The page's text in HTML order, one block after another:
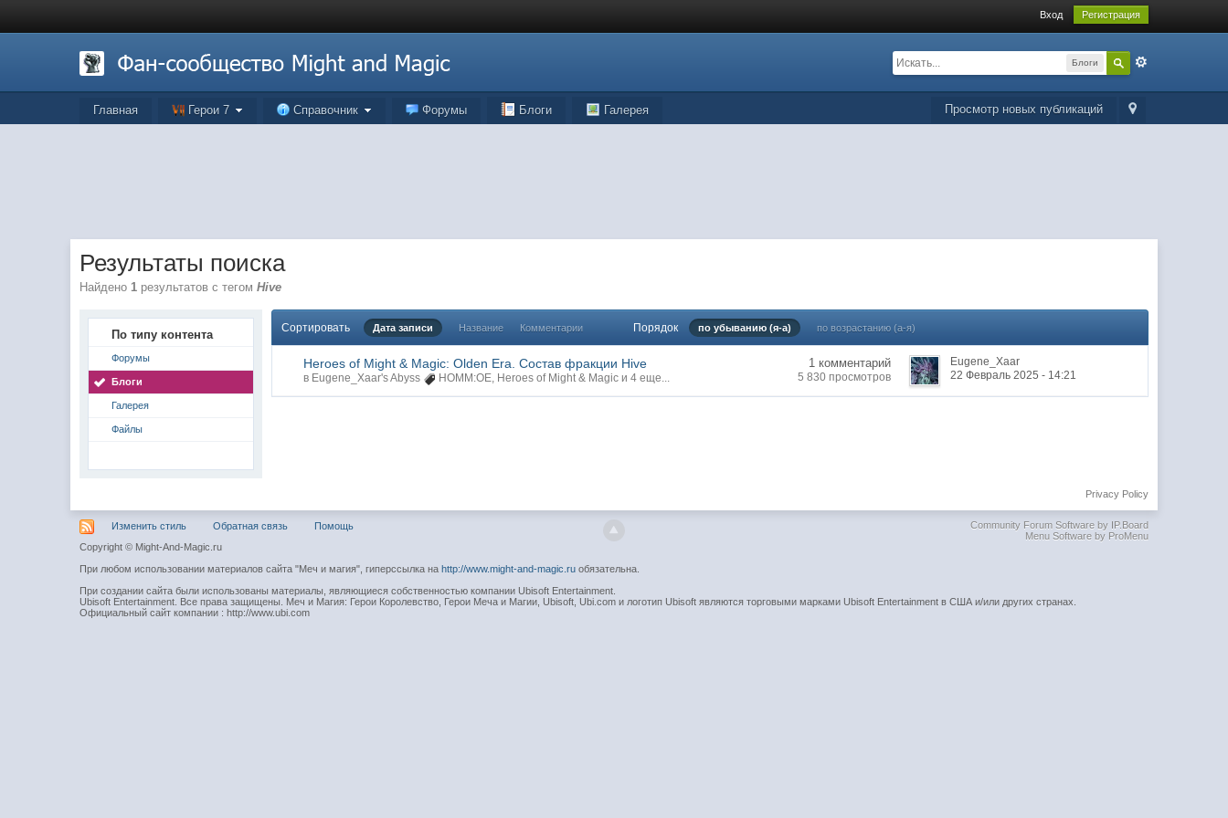
Вход Регистрация
Блоги
Просмотр новых публикаций
Главная Герои 7 Справочник Форумы Блоги Галерея
Результаты поиска
Найдено1 результатов с тегомHive
По типу контента
Форумы
Блоги
Галерея
Файлы
Сортировать Дата записи Название Комментарии Порядок по убыванию (я-а) по возрастанию (а-я)
Heroes of Might & Magic: Olden Era. Состав фракции Hive
в Eugene_Xaar's Abyss HOMM:OE, Heroes of Might & Magic и 4 еще...
1 комментарий
5 830 просмотров
Eugene_Xaar
22 Февраль 2025 - 14:21
Privacy Policy
Изменить стиль Обратная связь Помощь
Community Forum Software by IP.Board
Menu Software by ProMenu
Copyright © Might-And-Magic.ru
При любом использовании материалов сайта "Меч и магия", гиперссылка наhttp://www.might-and-magic.ru обязательна.
При создании сайта были использованы материалы, являющиеся собственностью компании Ubisoft Entertainment.
Ubisoft Entertainment. Все права защищены. Меч и Магия: Герои Королевство, Герои Меча и Магии, Ubisoft, Ubi.com и логотип Ubisoft являются торговыми марками Ubisoft Entertainment в США и/или других странах.
Официальный сайт компании : http://www.ubi.com